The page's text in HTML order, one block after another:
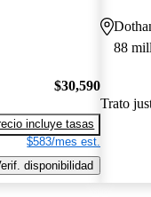
$30,590
incluye tasas
$583/mes est.
disponibilidad
88
Trato